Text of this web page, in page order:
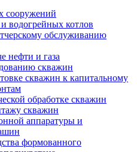
сооружений
водогрейных котлов
обслуживанию
нефти и газа
скважин
скважин к капитальному
обработке скважин
скважин
аппаратуры и
формованного